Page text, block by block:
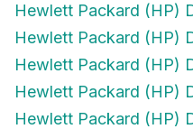
Hewlett Packard (HP)
Hewlett Packard (HP)
Hewlett Packard (HP)
Hewlett Packard (HP)
Hewlett Packard (HP)